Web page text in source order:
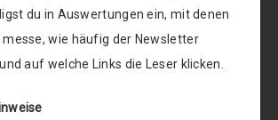
du in Auswertungen ein, mit denen
messe, wie häufig der Newsletter
auf welche Links die Leser klicken.